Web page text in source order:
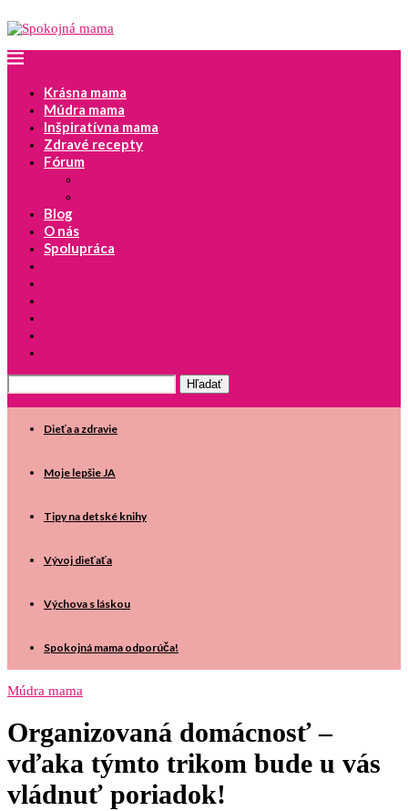
Krásna mama
Múdra mama
Inšpiratívna mama
Zdravé recepty
Fórum
Blog
O nás
Spolupráca
Dieťa a zdravie
Moje lepšie JA
Tipy na detské knihy
Vývoj dieťaťa
Výchova s láskou
Spokojná mama odporúča!
Múdra mama
Organizovaná domácnosť –
vďaka týmto trikom bude u vás
vládnuť poriadok!